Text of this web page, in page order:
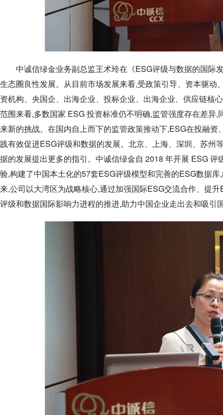
中诚信绿金业务副总监王术玲在《ESG评级与数据的国际
生态圈良性发展。从目前市场发展来看,受政策引导、资本驱
资机构、央国企、出海企业、投标企业、出海企业、供应链核
范围来看,多数国家 ESG 投资标准仍不明确,监管强度存在差异
来新的挑战。在国内自上而下的监管政策推动下,ESG在投融
践有效促进ESG评级和数据的发展。北京、上海、深圳、苏州
据的发展提出更多的指引。中诚信绿金自 2018 年开展 ESG
验,构建了中国本土化的57套ESG评级模型和完善的ESG数据
来,公司以大湾区为战略核心,通过加强国际ESG交流合作、提
评级和数据国际影响力进程的推进,助力中国企业走出去和吸引